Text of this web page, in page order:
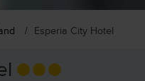
Esperia City Hotel